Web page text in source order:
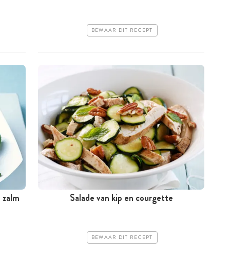
BEWAAR DIT RECEPT
Salade van kip en courgette
BEWAAR DIT RECEPT